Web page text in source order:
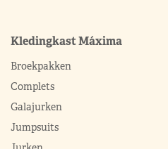
Kledingkast Máxima
Broekpakken
Complets
Galajurken
Jumpsuits